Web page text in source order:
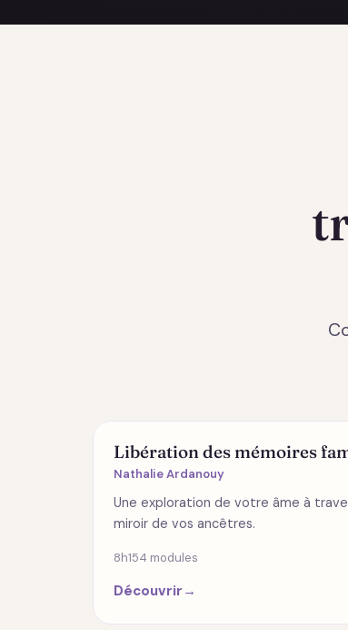
ÉMOTIONS
Libération des mémoires
Nathalie Ardanouy
Une exploration de votre âme à
miroir de vos ancêtres.
8h154 modules
Découvrir →